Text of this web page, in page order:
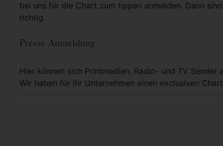
bei uns für die Chart zum tippen anmelden. Dann
richtig.
Presse Anmeldung
Hier können sich Printmedien, Radio- und TV Sender
Wir haben für ihr Unternehmen einen exclusiven
Mehr Info